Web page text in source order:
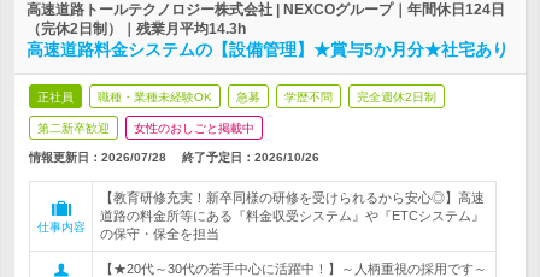
高速道路トールテクノロジー株式会社 | NEXCOグループ｜年間休日124日
（完休2日制）｜残業月平均14.3h
高速道路料金システムの【設備管理】★賞与5か月分★社宅あり
正社員 職種・業種未経験OK 急募 学歴不問 完全週休2日制
第二新卒歓迎 女性のおしごと掲載中
情報更新日：2026/07/28 終了予定日： 2026/10/26
仕事内容
【教育研修充実！新卒同様の研修を受けられるから安心◎】高速
道路の料金所等にある『料金収受システム』や『ETCシステム』
の保守・保全を担当
【★20代～30代の若手中心に活躍中！】～人柄重視の採用です～